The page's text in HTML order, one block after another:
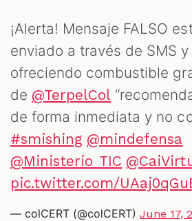
¡Alerta! Mensaje FALSO
enviado a través de SMS
ofreciendo combustible
de @TerpelCol
de forma inmediata y no
#smishing @mindefensa
@Ministerio_TIC
pic.twitter.com/
— colCERT (@colCERT) June 17,